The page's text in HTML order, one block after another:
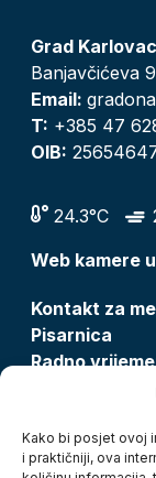
Kako bi posjet ovoj
i praktičniji, ova
Grad Karlovac
Banjavčićeva
Email:
T: +385 47
OIB:
24.3°C
Web kamere
Kontakt za
Pisarnica
Radno vrijeme